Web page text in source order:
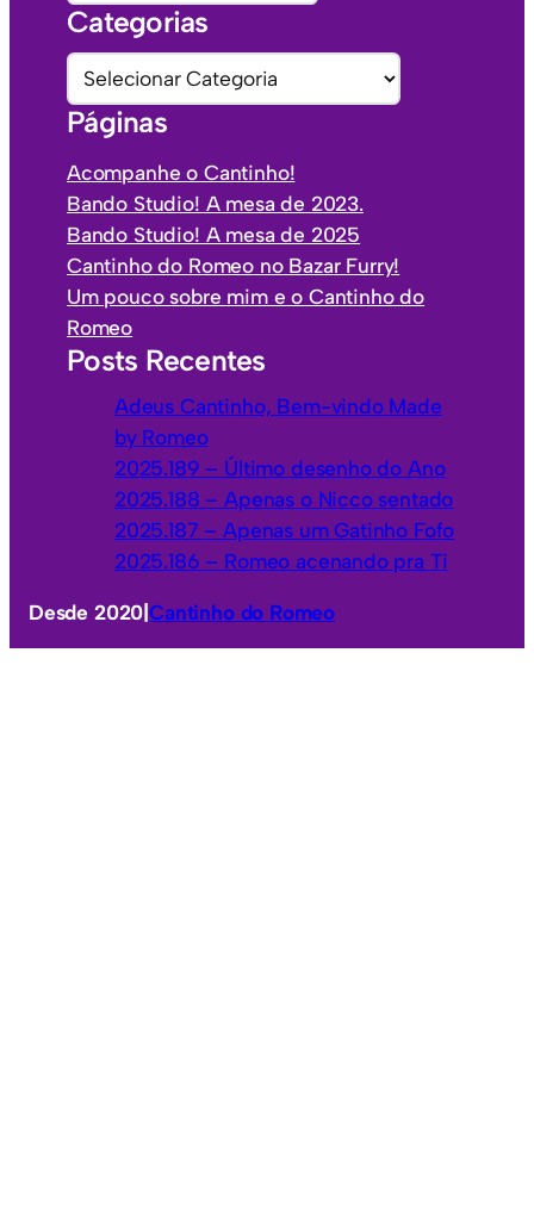
q
u
v
s
Categorias
C
a
t
e
g
o
r
i
a
s
Páginas
Acompanhe o Cantinho!
Bando Studio! A mesa de 2023.
Bando Studio! A mesa de 2025
Cantinho do Romeo no Bazar Furry!
Um pouco sobre mim e o Cantinho do
Romeo
Posts Recentes
Adeus Cantinho, Bem-vindo Made
by Romeo
2025.189 – Último desenho do Ano
2025.188 – Apenas o Nicco sentado
2025.187 – Apenas um Gatinho Fofo
2025.186 – Romeo acenando pra Ti
Desde 2020 |Cantinho do Romeo